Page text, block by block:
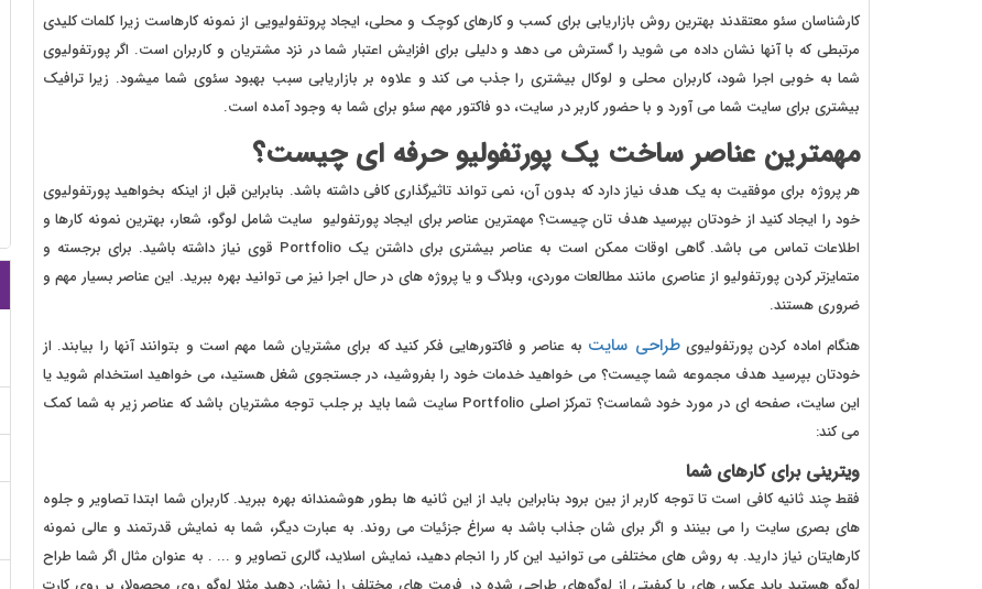
کارشناسان سئو معتقدند بهترین روش بازاریابی برای کسب و کارهای کوچک و محلی، ایجاد پروتفولیویی از نمونه کارهاست زیرا کلمات کلیدی
مرتبطی که با آنها نشان داده می شوید را گسترش می دهد و دلیلی برای افزایش اعتبار شما در نزد مشتریان و کاربران است. اگر پورتفولیوی
شما به خوبی اجرا شود، کاربران محلی و لوکال بیشتری را جذب می کند و علاوه بر بازاریابی سبب بهبود سئوی شما میشود. زیرا ترافیک
بیشتری برای سایت شما می آورد و با حضور کاربر در سایت، دو فاکتور مهم سئو برای شما به وجود آمده است.
مهمترین عناصر ساخت یک پورتفولیو حرفه ای چیست؟
هر پروژه برای موفقیت به یک هدف نیاز دارد که بدون آن، نمی تواند تاثیرگذاری کافی داشته باشد. بنابراین قبل از اینکه بخواهید پورتفولیوی
خود را ایجاد کنید از خودتان بپرسید هدف تان چیست؟ مهمترین عناصر برای ایجاد پورتفولیو سایت شامل لوگو، شعار، بهترین نمونه کارها و
اطلاعات تماس می باشد. گاهی اوقات ممکن است به عناصر بیشتری برای داشتن یک Portfolio قوی نیاز داشته باشید. برای برجسته و
متمایزتر کردن پورتفولیو از عناصری مانند مطالعات موردی، وبلاگ و یا پروژه های در حال اجرا نیز می توانید بهره ببرید. این عناصر بسیار مهم و
ضروری هستند.
هنگام اماده کردن پورتفولیویطراحی سایت به عناصر و فاکتورهایی فکر کنید که برای مشتریان شما مهم است و بتوانند آنها را بیابند. از
خودتان بپرسید هدف مجموعه شما چیست؟ می خواهید خدمات خود را بفروشید، در جستجوی شغل هستید، می خواهید استخدام شوید یا
این سایت، صفحه ای در مورد خود شماست؟ تمرکز اصلی Portfolio سایت شما باید بر جلب توجه مشتریان باشد که عناصر زیر به شما کمک
می کند:
ویترینی برای کارهای شما
فقط چند ثانیه کافی است تا توجه کاربر از بین برود بنابراین باید از این ثانیه ها بطور هوشمندانه بهره ببرید. کاربران شما ابتدا تصاویر و جلوه
های بصری سایت را می بینند و اگر برای شان جذاب باشد به سراغ جزئیات می روند. به عبارت دیگر، شما به نمایش قدرتمند و عالی نمونه
کارهایتان نیاز دارید. به روش های مختلفی می توانید این کار را انجام دهید، نمایش اسلاید، گالری تصاویر و ... . به عنوان مثال اگر شما طراح